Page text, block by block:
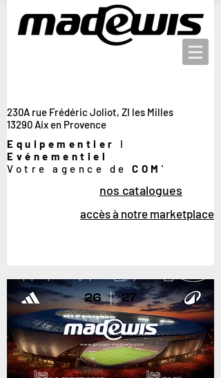
230A rue Frédéric Joliot, ZI les Milles
13290 Aix en Provence
Equipementier I
Evénementiel
Votre agence de COM '
nos catalogues
accès à notre marketplace